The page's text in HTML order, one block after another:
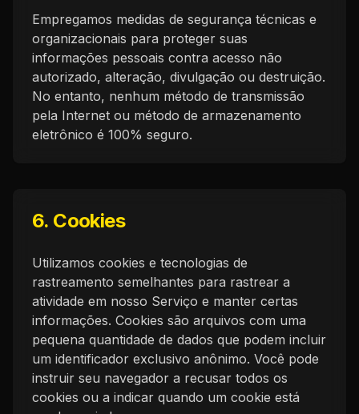
Empregamos medidas de segurança técnicas e
organizacionais para proteger suas
informações pessoais contra acesso não
autorizado, alteração, divulgação ou destruição.
No entanto, nenhum método de transmissão
pela Internet ou método de armazenamento
eletrônico é 100% seguro.
6. Cookies
Utilizamos cookies e tecnologias de
rastreamento semelhantes para rastrear a
atividade em nosso Serviço e manter certas
informações. Cookies são arquivos com uma
pequena quantidade de dados que podem incluir
um identificador exclusivo anônimo. Você pode
instruir seu navegador a recusar todos os
cookies ou a indicar quando um cookie está